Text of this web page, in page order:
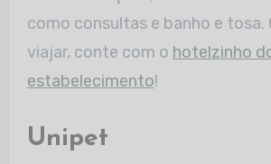
como consultas e banho e tosa.
viajar, conte com o hotelzinho
estabelecimento!
Unipet